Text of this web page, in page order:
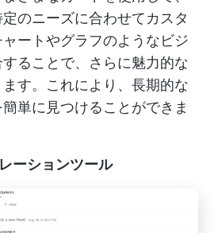
のニーズに合わせてカスタ
ートやグラフのようなビジ
ることで、さらに魅力的な
す。これにより、長期的な
単に見つけることができま
ーションツール